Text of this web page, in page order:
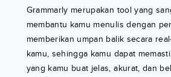
Grammarly merupakan tool yang
membantu kamu menulis dengan
memberikan umpan balik secara
kamu, sehingga kamu dapat
yang kamu buat jelas, akurat, dan